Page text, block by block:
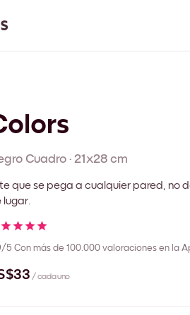
Cuadro · 21x28 cm
que se pega a cualquier pared, no
lugar.
5 Con más de 100.000 valoraciones en la
/ cada uno